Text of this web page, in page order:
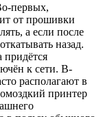
первых,
от прошивки
а если после
назад.
придётся
к сети. В-
располагают в
принтер